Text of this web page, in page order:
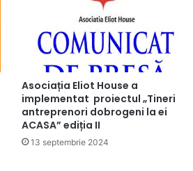
Asociația Eliot House a
implementat proiectul „Tineri
antreprenori dobrogeni la ei
ACASA” ediția II
13 septembrie 2024